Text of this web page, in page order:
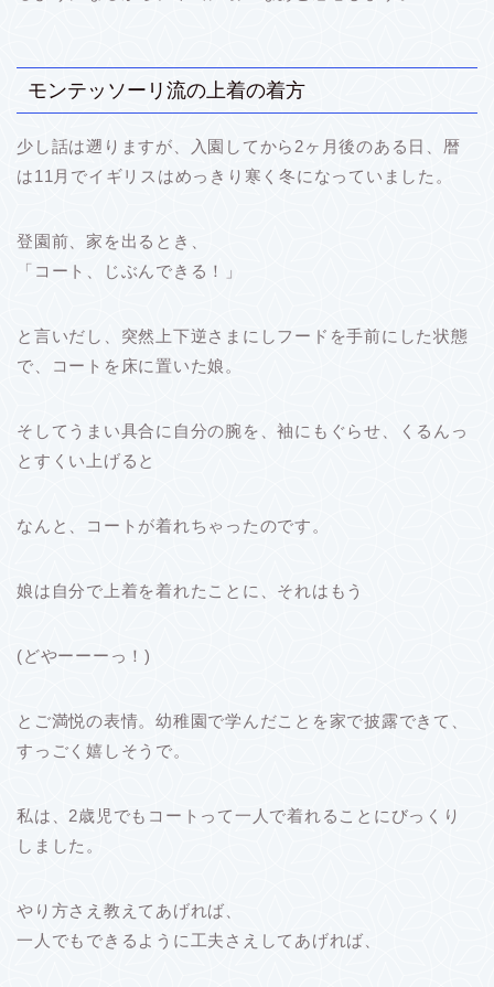
モンテッソーリ流の上着の着方
少し話は遡りますが、入園してから2ヶ月後のある日、暦
は11月でイギリスはめっきり寒く冬になっていました。
登園前、家を出るとき、
「コート、じぶんできる！」
と言いだし、突然上下逆さまにしフードを手前にした状態
で、コートを床に置いた娘。
そしてうまい具合に自分の腕を、袖にもぐらせ、くるんっ
とすくい上げると
なんと、コートが着れちゃったのです。
娘は自分で上着を着れたことに、それはもう
(どやーーーっ！)
とご満悦の表情。幼稚園で学んだことを家で披露できて、
すっごく嬉しそうで。
私は、2歳児でもコートって一人で着れることにびっくり
しました。
やり方さえ教えてあげれば、
一人でもできるように工夫さえしてあげれば、